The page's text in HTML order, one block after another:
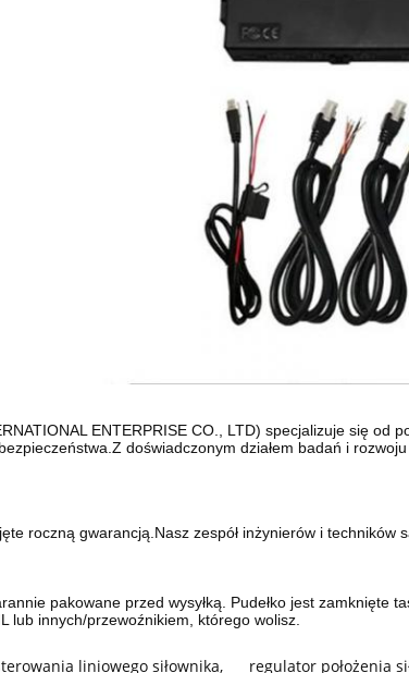
ENTERPRISE CO., LTD) specjalizuje się
doświadczonym działem badań i
roczną gwarancją.Nasz zespół inżynierów i
pakowane przed wysyłką. Pudełko jest zamknięte
lub innych/przewoźnikiem, którego wolisz.
liniowego siłownika, regulator położenia